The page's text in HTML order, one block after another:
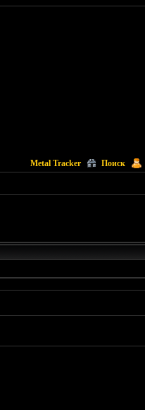
Metal Tracker Поиск